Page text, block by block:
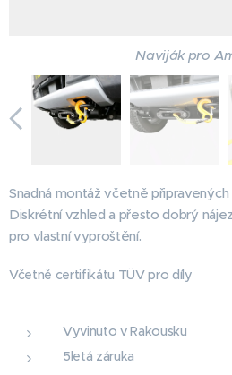
Naviják pro
Snadná montáž včetně
Diskrétní vzhled a přesto dobrý
pro vlastní vyproštění.
Včetně certifikátu TÜV pro díly
Vyvinuto v Rakousku
5letá záruka